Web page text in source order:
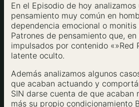
En el Episodio de hoy
pensamiento muy común en
dependencia emocional o monitis
Patrones de pensamiento que,
impulsados por contenido «»Red
latente oculto.
Además analizamos algunos
que acaban actuando y
SIN darse cuenta de que acaban
más su propio condicionamiento